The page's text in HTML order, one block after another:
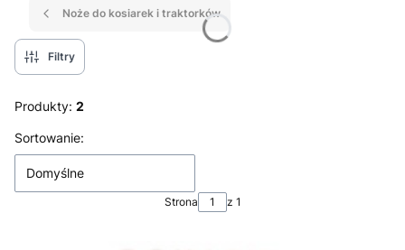
Noże do kosiarek i traktorków
Filtry
Produkty: 2
Lista produktów
Sortowanie:
Domyślne
Strona z 1